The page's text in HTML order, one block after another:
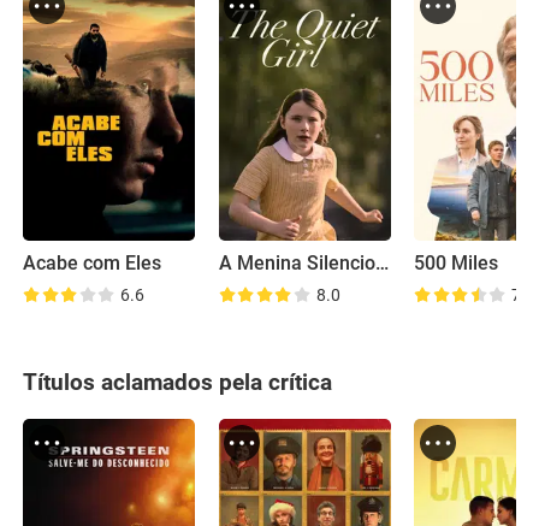
Acabe com Eles
6.6
A Menina Silenciosa
8.0
500 Miles
7.5
Títulos aclamados pela crítica